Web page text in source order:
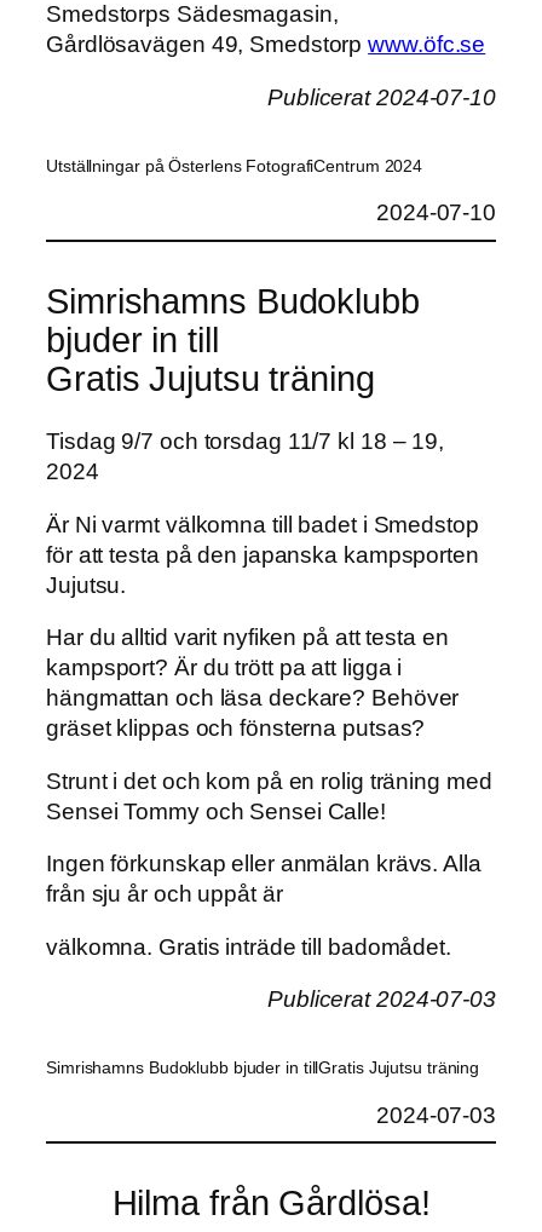
Smedstorps Sädesmagasin,
Gårdlösavägen 49, Smedstorpwww.öfc.se
Publicerat 2024-07-10
Utställningar på Österlens FotografiCentrum 2024
2024-07-10
Simrishamns Budoklubb
bjuder in till
Gratis Jujutsu träning
Tisdag 9/7 och torsdag 11/7 kl 18 – 19,
2024
Är Ni varmt välkomna till badet i Smedstop
för att testa på den japanska kampsporten
Jujutsu.
Har du alltid varit nyfiken på att testa en
kampsport? Är du trött pa att ligga i
hängmattan och läsa deckare? Behöver
gräset klippas och fönsterna putsas?
Strunt i det och kom på en rolig träning med
Sensei Tommy och Sensei Calle!
Ingen förkunskap eller anmälan krävs. Alla
från sju år och uppåt är
välkomna. Gratis inträde till badomådet.
Publicerat 2024-07-03
Simrishamns Budoklubb bjuder in tillGratis Jujutsu träning
2024-07-03
Hilma från Gårdlösa!